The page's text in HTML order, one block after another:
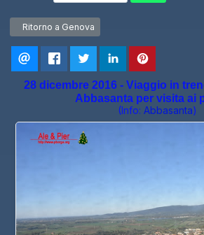
Articolo precedente: Ritorno a Genova
Ritorno a Genova
28 dicembre 2016 - Viaggio in
Abbasanta per visita ai
(Info: Abbasanta)